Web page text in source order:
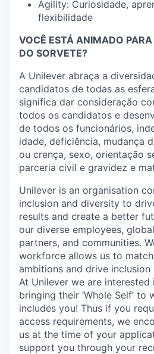
Agility: Curiosidade,
flexibilidade
VOCÊ ESTÁ ANIMADO
DO SORVETE?
A Unilever abraça a
candidatos de todas as
significa dar consideração
todos os candidatos e
de todos os funcionários,
idade, deficiência, mudança
ou crença, sexo, orientação
parceria civil e gravidez e
Unilever is an organisation
inclusion and diversity to
results and create a better
our diverse employees,
partners, and communities.
workforce allows us to
ambitions and drive inclusion
At Unilever we are interested
bringing their ‘Whole Self’ to
includes you! Thus if you
access requirements, we
us at the time of your
support you through your